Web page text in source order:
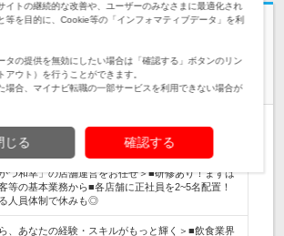
に”アゲる”【とんかつ和幸 チーフ候補】
終了予定日：2026/09/10
つ和幸」の店舗運営をお任せ＞■研修あり！まずは
等の基本業務から■各店舗に正社員を2~5名配置！
人員体制で休みも◎
、あなたの経験・スキルがもっと輝く＞■飲食業界
イトの継続的な改善や、ユーザーのみなさまに最適化され
等を目的に、Cookie等の「インフォマティブデータ」を利
タの提供を無効にしたい場合は「確認する」ボタンのリン
アウト）を行うことができます。
合、マイナビ転職の一部サービスを利用できない場合が
じる 確認する